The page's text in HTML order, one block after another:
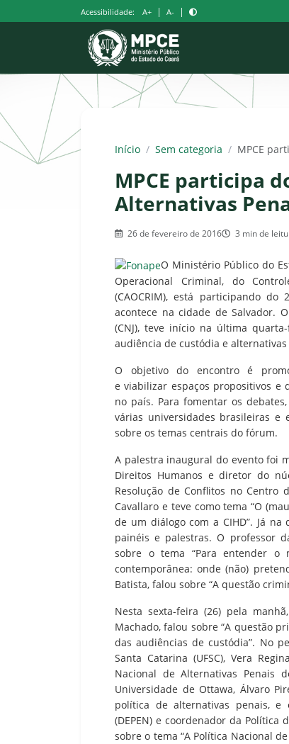
para
Acessibilidade: A+ | A- |
Início / Sem categoria / MPCE
MPCE participa
Alternativas
26 de fevereiro de 2016 3 min de
O Ministério Público do
Operacional Criminal, do
(CAOCRIM), está participando do
acontece na cidade de Salvador.
(CNJ), teve início na última
audiência de custódia e
O objetivo do encontro é
e viabilizar espaços propositivos e
no país. Para fomentar os
várias universidades brasileiras e
sobre os temas centrais do fórum.
A palestra inaugural do evento foi
Direitos Humanos e diretor do
Resolução de Conflitos no Centro
Cavallaro e teve como tema “O
de um diálogo com a CIHD”. Já
painéis e palestras. O professor
sobre o tema “Para entender o
contemporânea: onde (não)
Batista, falou sobre “A questão
Nesta sexta-feira (26) pela
Machado, falou sobre “A questão
das audiências de custódia”. No
Santa Catarina (UFSC), Vera
Nacional de Alternativas Penais
Universidade de Ottawa, Álvaro
política de alternativas penais, e
(DEPEN) e coordenador da Política
sobre o tema “A Política Nacional